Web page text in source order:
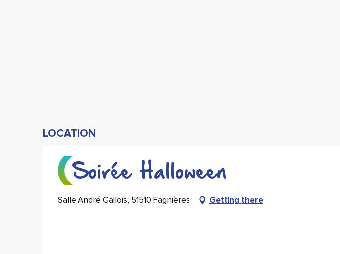
LOCATION
Soirée Halloween
Salle André Gallois, 51510 Fagnières Getting there